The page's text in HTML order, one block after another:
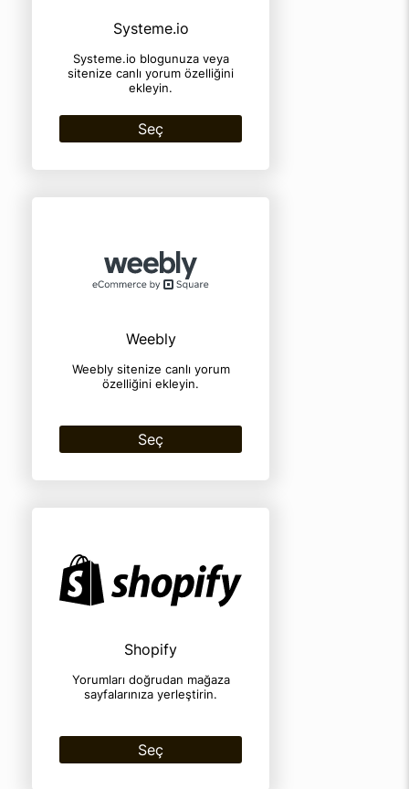
Systeme.io
Systeme.io blogunuza veya
sitenize canlı yorum özelliğini
ekleyin.
Seç
Weebly
Weebly sitenize canlı yorum
özelliğini ekleyin.
Seç
Shopify
Yorumları doğrudan mağaza
sayfalarınıza yerleştirin.
Seç